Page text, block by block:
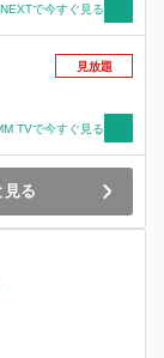
リフィン！ 襲
ジョン踏破を目
で今すぐ見る
見放題
TVで今すぐ見る
見る